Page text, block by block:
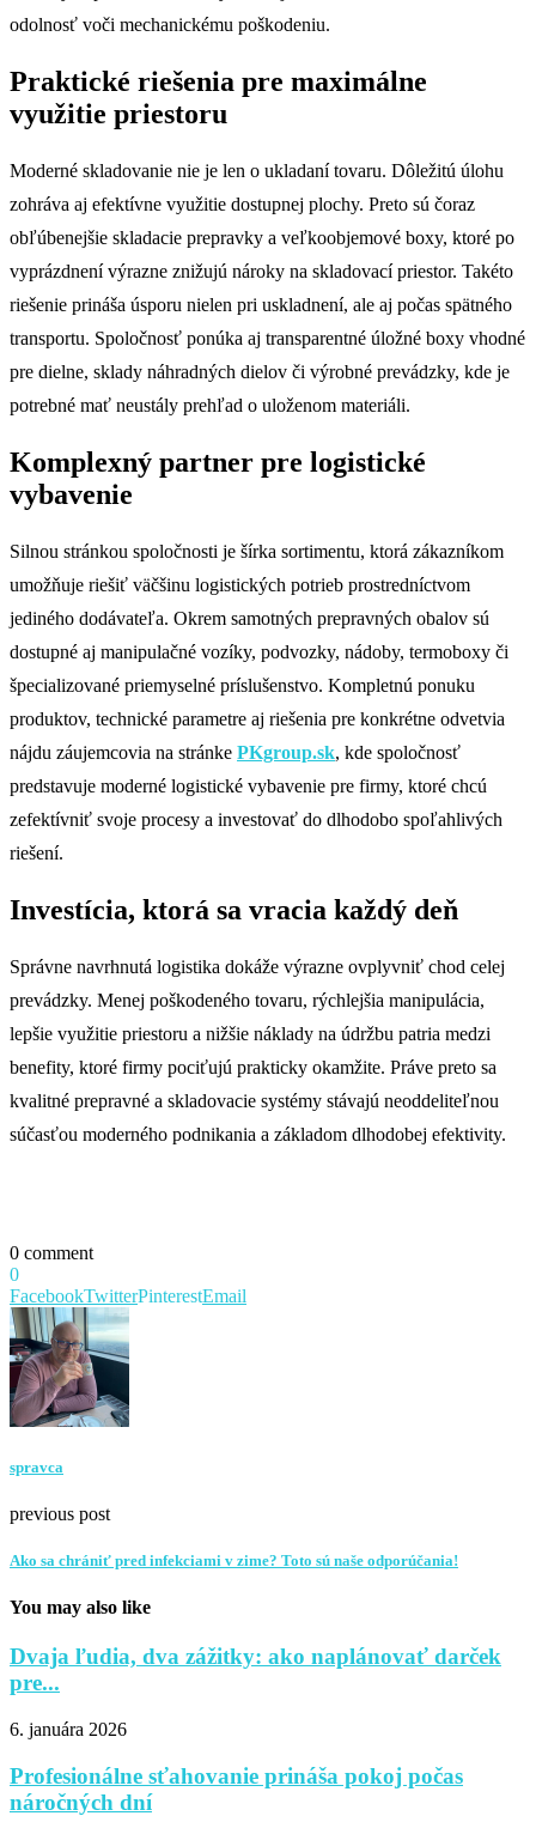
odolnosť voči mechanickému poškodeniu.
Praktické riešenia pre maximálne
využitie priestoru
Moderné skladovanie nie je len o ukladaní tovaru. Dôležitú úlohu
zohráva aj efektívne využitie dostupnej plochy. Preto sú čoraz
obľúbenejšie skladacie prepravky a veľkoobjemové boxy, ktoré po
vyprázdnení výrazne znižujú nároky na skladovací priestor. Takéto
riešenie prináša úsporu nielen pri uskladnení, ale aj počas spätného
transportu. Spoločnosť ponúka aj transparentné úložné boxy vhodné
pre dielne, sklady náhradných dielov či výrobné prevádzky, kde je
potrebné mať neustály prehľad o uloženom materiáli.
Komplexný partner pre logistické
vybavenie
Silnou stránkou spoločnosti je šírka sortimentu, ktorá zákazníkom
umožňuje riešiť väčšinu logistických potrieb prostredníctvom
jediného dodávateľa. Okrem samotných prepravných obalov sú
dostupné aj manipulačné vozíky, podvozky, nádoby, termoboxy či
špecializované priemyselné príslušenstvo. Kompletnú ponuku
produktov, technické parametre aj riešenia pre konkrétne odvetvia
nájdu záujemcovia na stránke PKgroup.sk, kde spoločnosť
predstavuje moderné logistické vybavenie pre firmy, ktoré chcú
zefektívniť svoje procesy a investovať do dlhodobo spoľahlivých
riešení.
Investícia, ktorá sa vracia každý deň
Správne navrhnutá logistika dokáže výrazne ovplyvniť chod celej
prevádzky. Menej poškodeného tovaru, rýchlejšia manipulácia,
lepšie využitie priestoru a nižšie náklady na údržbu patria medzi
benefity, ktoré firmy pociťujú prakticky okamžite. Práve preto sa
kvalitné prepravné a skladovacie systémy stávajú neoddeliteľnou
súčasťou moderného podnikania a základom dlhodobej efektivity.
0 comment
0
FacebookTwitterPinterestEmail
spravca
previous post
Ako sa chrániť pred infekciami v zime? Toto sú naše odporúčania!
You may also like
Dvaja ľudia, dva zážitky: ako naplánovať darček
pre...
6. januára 2026
Profesionálne sťahovanie prináša pokoj počas
náročných dní